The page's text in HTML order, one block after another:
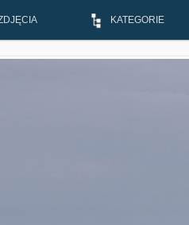
KATEGORIE